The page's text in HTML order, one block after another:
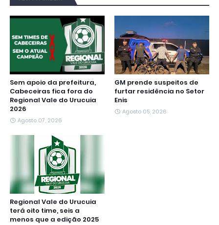
o
k
e
A
r
m
n
r
d
Sem apoio da prefeitura,
Cabeceiras fica fora do
Regional Vale do Urucuia
2026
Agosto 07, 2026
GM prende suspeitos de
furtar residência no Setor
Enis
Agosto 05, 2026
Regional Vale do Urucuia
terá oito time, seis a
menos que a edição 2025